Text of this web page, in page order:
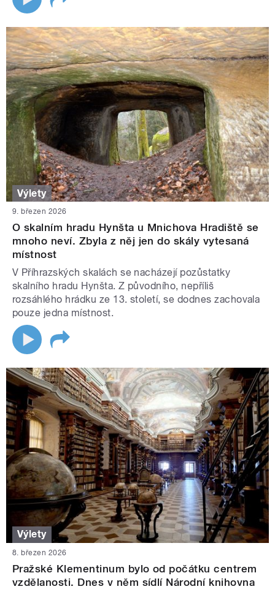
Výlety
9. březen 2026
O skalním hradu Hynšta u Mnichova Hradiště se
mnoho neví. Zbyla z něj jen do skály vytesaná
místnost
V Příhrazských skalách se nacházejí pozůstatky
skalního hradu Hynšta. Z původního, nepříliš
rozsáhlého hrádku ze 13. století, se dodnes zachovala
pouze jedna místnost.
Výlety
8. březen 2026
Pražské Klementinum bylo od počátku centrem
vzdělanosti. Dnes v něm sídlí Národní knihovna